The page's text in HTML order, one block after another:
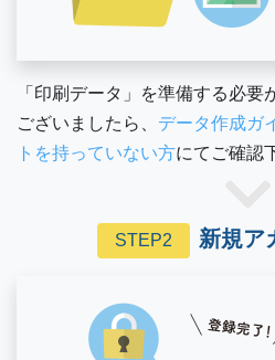
「印刷データ」を準備する必
ございましたら、 データ作成ガ
トを持っていない方にてご確認
STEP2 新規ア